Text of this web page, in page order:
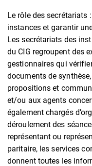
Le rôle des secrétariats
instances et garantir
Les secrétariats des
du CIG regroupent des
gestionnaires qui
documents de
propositions et
et/ou aux agents
également chargés
déroulement des
représentant ou
paritaire, les services
donnent toutes les